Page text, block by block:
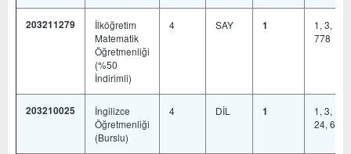
203211279
İlköğretim
Matematik
Öğretmenliği
(%50
İndirimli)
4 SAY 1
1, 3,
778
203210025
İngilizce
Öğretmenliği
(Burslu)
4 DİL 1
1, 3,
24, 60,